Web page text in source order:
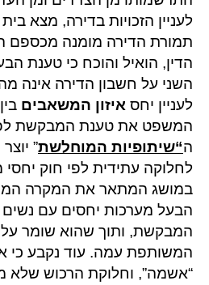
לעניין הזכויות בדירה, מצא
תמורת הדירה מומנה מכספם
הדין, הואיל והוכח כי טענת
השני על חשבון הדירה אינה
לעניין יחס איזון המשאבים
המשפט את טענת המבקשת
ה“שיתופיות המוחלשת”
לחלוקה עתידית לפי חוק יחסי
במושג המתאר את המקרה
הבעל מערכות יחסים עם נשים
המבקשת, ותוך שהוא שומר על
המשותפת עמה. עוד נקבע כי
“אשמה”, וחלוקת הרכוש